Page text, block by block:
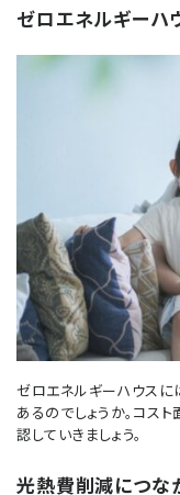
ゼロエネルギーハ
ゼロエネルギーハウスに
あるのでしょうか。コス
認していきましょう。
光熱費削減につな